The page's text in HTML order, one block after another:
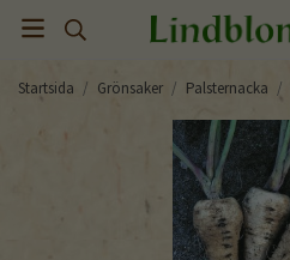
Startsida / Grönsaker / Palsternacka /